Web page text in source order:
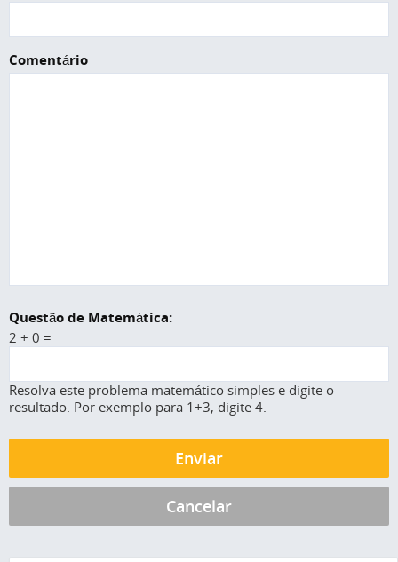
Comentário
Questão de Matemática:
2 + 0 =
Resolva este problema matemático simples e digite o
resultado. Por exemplo para 1+3, digite 4.